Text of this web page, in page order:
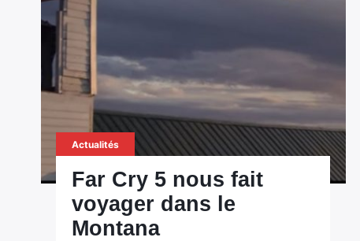
Actualités
Far Cry 5 nous fait
voyager dans le
Montana